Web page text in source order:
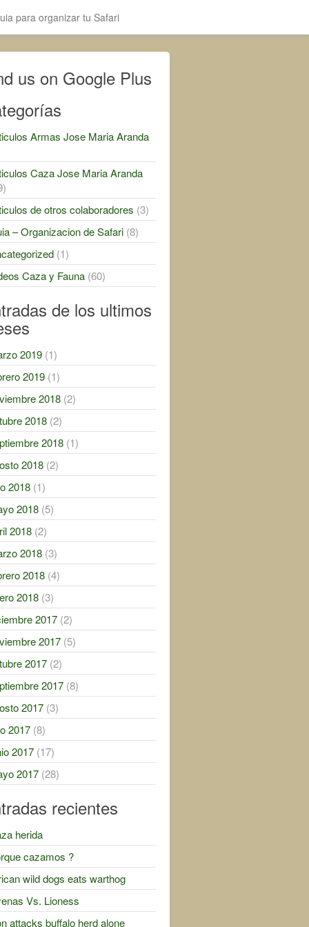
para organizar tu Safari
us on Google Plus
Armas Jose Maria Aranda
Caza Jose Maria Aranda
de otros colaboradores (3)
– Organizacion de Safari(8)
(1)
Caza y Fauna(60)
de los ultimos
2019(1)
2019(1)
2018(2)
2018(2)
2018(1)
2018(2)
2018(1)
2018(5)
2018(2)
2018(3)
2018(4)
2018(3)
2017(2)
2017(5)
2017(2)
2017(8)
2017(3)
2017(8)
2017(17)
2017(28)
recientes
herida
cazamos ?
wild dogs eats warthog
Vs. Lioness
attacks buffalo herd alone